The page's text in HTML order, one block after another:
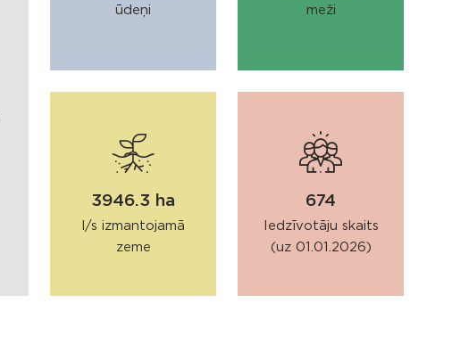
ūdeņi meži
3946.3 ha
l/s izmantojamā
zeme
674
Iedzīvotāju skaits
(uz 01.01.2026)